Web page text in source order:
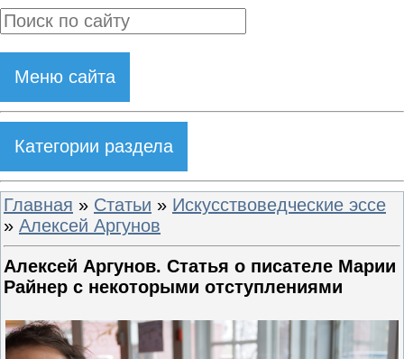
Меню сайта
Категории раздела
Главная » Статьи » Искусствоведческие эссе
» Алексей Аргунов
Алексей Аргунов. Статья о писателе Марии
Райнер с некоторыми отступлениями